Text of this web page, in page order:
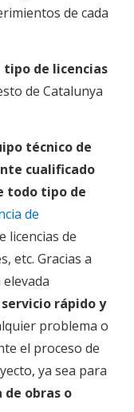
de cada
tipo de licencias
de Catalunya
técnico de
cualificado
todo tipo de
de
licencias de
etc. Gracias a
servicio rápido y
problema o
el proceso de
ya sea para
obras o